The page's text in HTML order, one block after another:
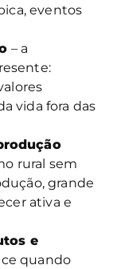
eventos
– a
vida fora das
rural sem
grande
ativa e
e
quando